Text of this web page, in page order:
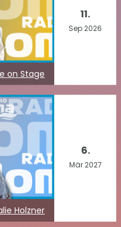
on Stage
11.
Sep2026
Holzner
6.
Mär 2027